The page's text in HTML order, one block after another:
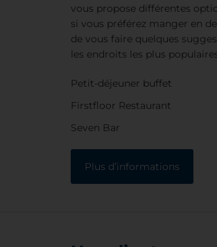
vous propose différentes
si vous préférez manger en
de vous faire quelques
les endroits les plus
Petit-déjeuner buffet
Firstfloor Restaurant
Seven Bar
Plus d’informations